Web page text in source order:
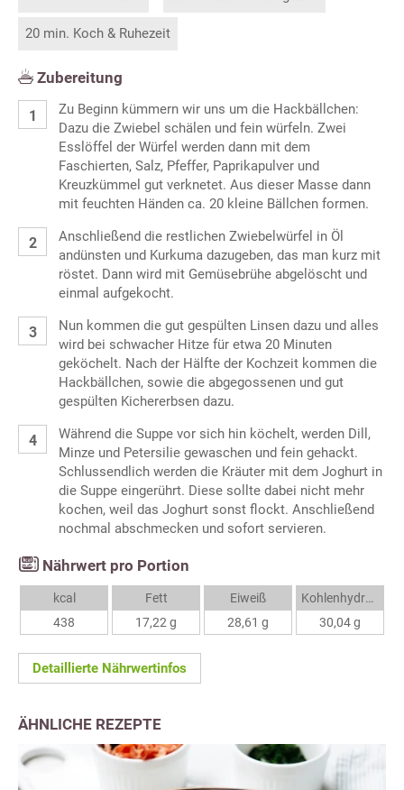
20 min. Koch & Ruhezeit
Zubereitung
Zu Beginn kümmern wir uns um die Hackbällchen:
Dazu die Zwiebel schälen und fein würfeln. Zwei
Esslöffel der Würfel werden dann mit dem
Faschierten, Salz, Pfeffer, Paprikapulver und
Kreuzkümmel gut verknetet. Aus dieser Masse dann
mit feuchten Händen ca. 20 kleine Bällchen formen.
Anschließend die restlichen Zwiebelwürfel in Öl
andünsten und Kurkuma dazugeben, das man kurz mit
röstet. Dann wird mit Gemüsebrühe abgelöscht und
einmal aufgekocht.
Nun kommen die gut gespülten Linsen dazu und alles
wird bei schwacher Hitze für etwa 20 Minuten
geköchelt. Nach der Hälfte der Kochzeit kommen die
Hackbällchen, sowie die abgegossenen und gut
gespülten Kichererbsen dazu.
Während die Suppe vor sich hin köchelt, werden Dill,
Minze und Petersilie gewaschen und fein gehackt.
Schlussendlich werden die Kräuter mit dem Joghurt in
die Suppe eingerührt. Diese sollte dabei nicht mehr
kochen, weil das Joghurt sonst flockt. Anschließend
nochmal abschmecken und sofort servieren.
Nährwert pro Portion
kcal
438
Fett
17,22 g
Eiweiß
28,61 g
Kohlenhydrate
30,04 g
Detaillierte Nährwertinfos
ÄHNLICHE REZEPTE